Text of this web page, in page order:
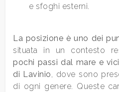
e sfoghi esterni.
La posizione è uno dei
situata in un contesto
pochi passi dal mare e
di Lavinio, dove sono
di ogni genere. Queste
5
5+